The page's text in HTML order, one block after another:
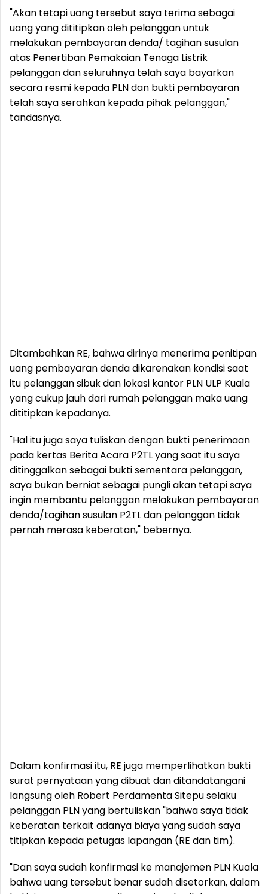
"Akan tetapi uang tersebut saya terima sebagai
uang yang dititipkan oleh pelanggan untuk
melakukan pembayaran denda/ tagihan susulan
atas Penertiban Pemakaian Tenaga Listrik
pelanggan dan seluruhnya telah saya bayarkan
secara resmi kepada PLN dan bukti pembayaran
telah saya serahkan kepada pihak pelanggan,"
tandasnya.
Ditambahkan RE, bahwa dirinya menerima penitipan
uang pembayaran denda dikarenakan kondisi saat
itu pelanggan sibuk dan lokasi kantor PLN ULP Kuala
yang cukup jauh dari rumah pelanggan maka uang
dititipkan kepadanya.
"Hal itu juga saya tuliskan dengan bukti penerimaan
pada kertas Berita Acara P2TL yang saat itu saya
ditinggalkan sebagai bukti sementara pelanggan,
saya bukan berniat sebagai pungli akan tetapi saya
ingin membantu pelanggan melakukan pembayaran
denda/tagihan susulan P2TL dan pelanggan tidak
pernah merasa keberatan," bebernya.
Dalam konfirmasi itu, RE juga memperlihatkan bukti
surat pernyataan yang dibuat dan ditandatangani
langsung oleh Robert Perdamenta Sitepu selaku
pelanggan PLN yang bertuliskan "bahwa saya tidak
keberatan terkait adanya biaya yang sudah saya
titipkan kepada petugas lapangan (RE dan tim).
"Dan saya sudah konfirmasi ke manajemen PLN Kuala
bahwa uang tersebut benar sudah disetorkan, dalam